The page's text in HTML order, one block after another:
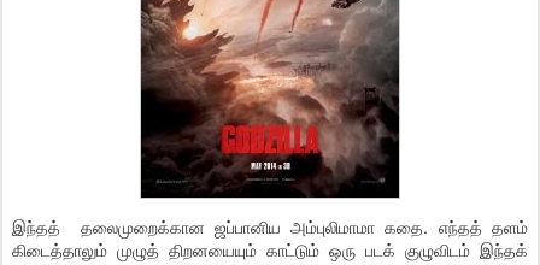
இந்தத் தலைமுறைக்கான ஜப்பானிய அம்புலிமாமா கதை. எந்தத் தளம்
கிடைத்தாலும் முழுத் திறனயையும் காட்டும் ஒரு படக் குழுவிடம் இந்தக்